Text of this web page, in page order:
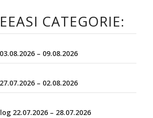
CATEGORIE:
– 09.08.2026
– 02.08.2026
22.07.2026 – 28.07.2026